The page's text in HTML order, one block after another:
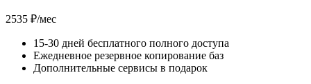
2535 ₽/мес
15-30 дней бесплатного полного доступа
Ежедневное резервное копирование баз
Дополнительные сервисы в подарок